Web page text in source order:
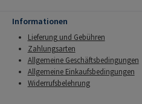
Informationen
Lieferung und Gebühren
Zahlungsarten
Allgemeine Geschäftsbedingungen
Allgemeine Einkaufsbedingungen
Widerrufsbelehrung